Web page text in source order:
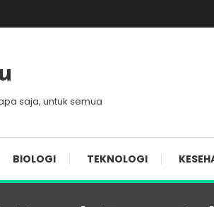
saja, untuk semua
BIOLOGI TEKNOLOGI